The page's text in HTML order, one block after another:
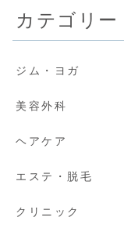
カテゴリー
ジム・ヨガ
美容外科
ヘアケア
エステ・脱毛
クリニック